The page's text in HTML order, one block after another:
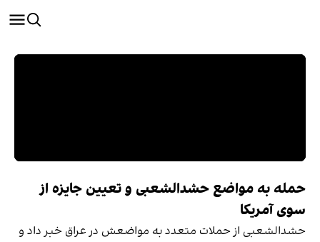
حمله به مواضع حشدالشعبی و تعیین جایزه از
سوی آمریکا
حشدالشعبی از حملات متعدد به مواضعش در عراق خبر داد و